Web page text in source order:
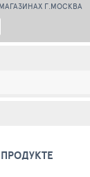
Г.МОСКВА